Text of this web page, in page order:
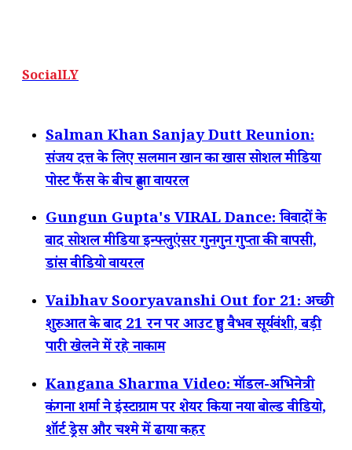
SocialLY
Salman Khan Sanjay Dutt Reunion:
संजय दत्त के लिए सलमान खान का खास सोशल मीडिया
पोस्ट फैंस के बीच हुआ वायरल
Gungun Gupta's VIRAL Dance: विवादों के
बाद सोशल मीडिया इन्फ्लुएंसर गुनगुन गुप्ता की वापसी,
डांस वीडियो वायरल
Vaibhav Sooryavanshi Out for 21: अच्छी
शुरुआत के बाद 21 रन पर आउट हुए वैभव सूर्यवंशी, बड़ी
पारी खेलने में रहे नाकाम
Kangana Sharma Video: मॉडल-अभिनेत्री
कंगना शर्मा ने इंस्टाग्राम पर शेयर किया नया बोल्ड वीडियो,
शॉर्ट ड्रेस और चश्मे में ढाया कहर